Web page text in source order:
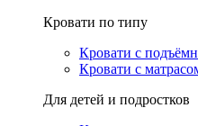
Кровати по типу
Кровати с
Кровати с
Для детей и подростков